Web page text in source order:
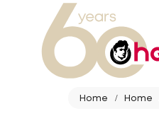
Home Home